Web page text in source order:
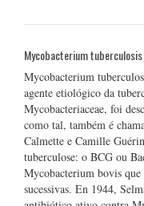
Mycobacterium tuberculosis
Mycobacterium
agente etiológico da
Mycobacteriaceae, foi
como tal, também é
Calmette e Camille
tuberculose: o BCG ou
Mycobacterium bovis
sucessivas. En 1944,